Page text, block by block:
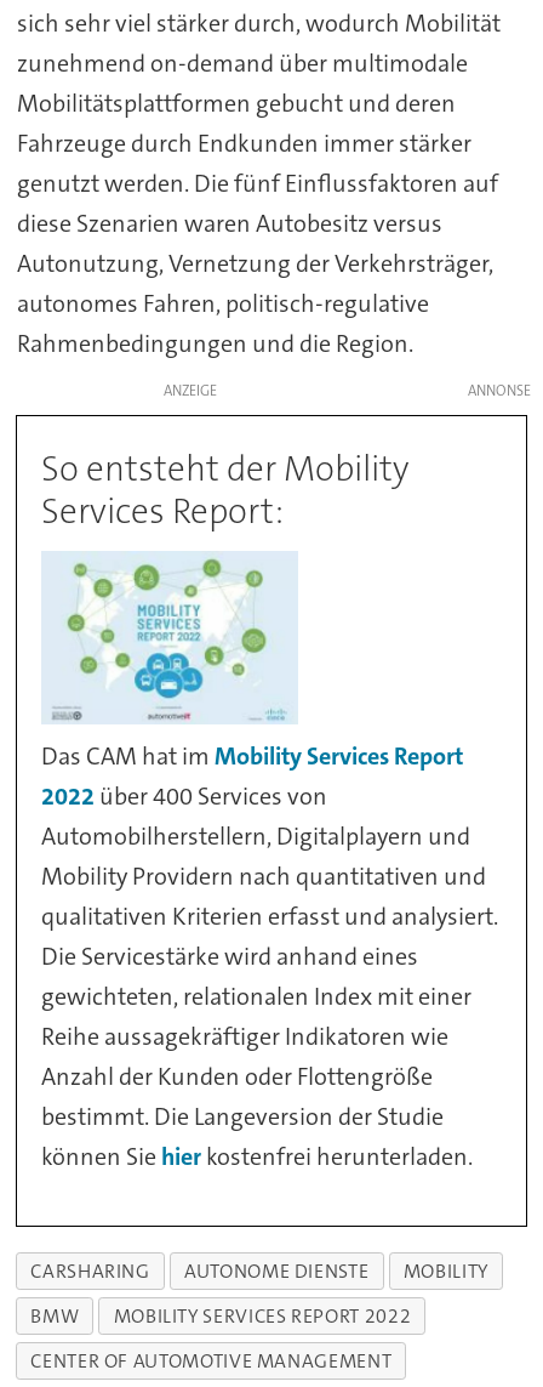
sich sehr viel stärker durch, wodurch Mobilität
zunehmend on-demand über multimodale
Mobilitätsplattformen gebucht und deren
Fahrzeuge durch Endkunden immer stärker
genutzt werden. Die fünf Einflussfaktoren auf
diese Szenarien waren Autobesitz versus
Autonutzung, Vernetzung der Verkehrsträger,
autonomes Fahren, politisch-regulative
Rahmenbedingungen und die Region.
ANZEIGE
So entsteht der Mobility
Services Report:
Das CAM hat imMobility Services Report
2022 über 400 Services von
Automobilherstellern, Digitalplayern und
Mobility Providern nach quantitativen und
qualitativen Kriterien erfasst und analysiert.
Die Servicestärke wird anhand eines
gewichteten, relationalen Index mit einer
Reihe aussagekräftiger Indikatoren wie
Anzahl der Kunden oder Flottengröße
bestimmt. Die Langeversion der Studie
können Sie hierkostenfrei herunterladen.
CARSHARING AUTONOME DIENSTE
MOBILITY
BMW
MOBILITY SERVICES REPORT 2022
CENTER OF AUTOMOTIVE MANAGEMENT